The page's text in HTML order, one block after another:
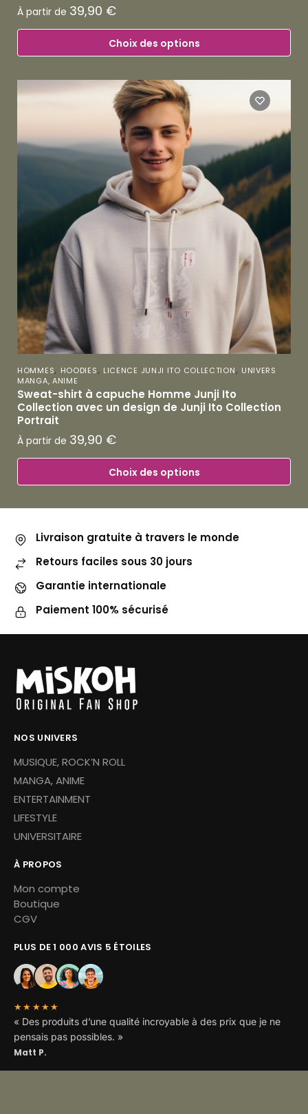
À partir de 39,90 €
Choix des options
HOMMES, HOODIES, LICENCE JUNJI ITO COLLECTION, UNIVERS
MANGA, ANIME
Sweat-shirt à capuche Homme Junji Ito
Collection avec un design de Junji Ito Collection
Portrait
À partir de 39,90 €
Choix des options
Livraison gratuite à travers le monde
Retours faciles sous 30 jours
Garantie internationale
Paiement 100% sécurisé
NOS UNIVERS
MUSIQUE, ROCK’N ROLL
MANGA, ANIME
ENTERTAINMENT
LIFESTYLE
UNIVERSITAIRE
À PROPOS
Mon compte
Boutique
CGV
PLUS DE 1 000 AVIS 5 ÉTOILES
★★★★★
« Des produits d’une qualité incroyable à des prix que je ne
pensais pas possibles. »
Matt P.